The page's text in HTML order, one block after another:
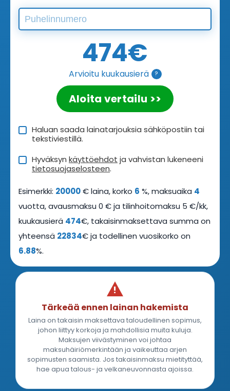
474€
Arvioitu kuukausierä ?
Aloita vertailu >>
Haluan saada lainatarjouksia sähköpostiin tai
tekstiviestillä.
Hyväksyn käyttöehdot ja vahvistan lukeneeni
tietosuojaselosteen.
Esimerkki: 20000€ laina, korko 6 %, maksuaika 4
vuotta, avausmaksu 0 € ja tilinhoitomaksu 5 €/kk,
kuukausierä 474€, takaisinmaksettava summa on
yhteensä 22834€ ja todellinen vuosikorko on
6.88%.
Tärkeää ennen lainan hakemista
Laina on takaisin maksettava taloudellinen sopimus,
johon liittyy korkoja ja mahdollisia muita kuluja.
Maksujen viivästyminen voi johtaa
maksuhäiriömerkintään ja vaikeuttaa arjen
sopimusten saamista. Jos takaisinmaksu mietityttää,
hae apua talous- ja velkaneuvonnasta ajoissa.